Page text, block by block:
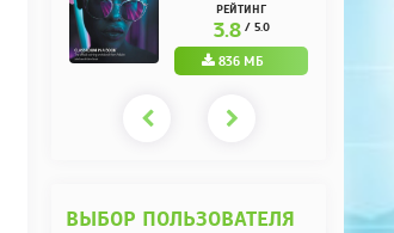
(10.3.0.10) НА
РУССКОМ REPACK
ОТ KPOJIUK
РЕЙТИНГ
3.8 / 5.0
836 МБ
ВЫБОР ПОЛЬЗОВАТЕЛЯ